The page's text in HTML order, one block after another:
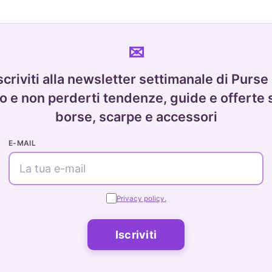
alla newsletter settimanale di Purse
e non perderti tendenze, guide e offerte
borse, scarpe e accessori
E-MAIL
Privacy policy.